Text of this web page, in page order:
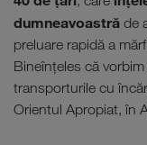
dumneavoastră de
preluare rapidă a
Bineînţeles că
transporturile cu
Orientul Apropiat, în